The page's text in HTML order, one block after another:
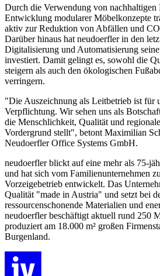
Durch die Verwendung von nachhaltigen
Entwicklung modularer Möbelkonzepte
aktiv zur Reduktion von Abfällen und
Darüber hinaus hat neudoerfler in den
Digitalisierung und Automatisierung
investiert. Damit gelingt es, sowohl die
steigern als auch den ökologischen
verringern.
"Die Auszeichnung als Leitbetrieb ist für
Verpflichtung. Wir sehen uns als
die Menschlichkeit, Qualität und
Vordergrund stellt", betont Maximilian
Neudoerfler Office Systems GmbH.
neudoerfler blickt auf eine mehr als 75-
und hat sich vom Familienunternehmen
Vorzeigebetrieb entwickelt. Das
Qualität "made in Austria" und setzt bei
ressourcenschonende Materialien und
neudoerfler beschäftigt aktuell rund 250
produziert am 18.000 m² großen
Burgenland.